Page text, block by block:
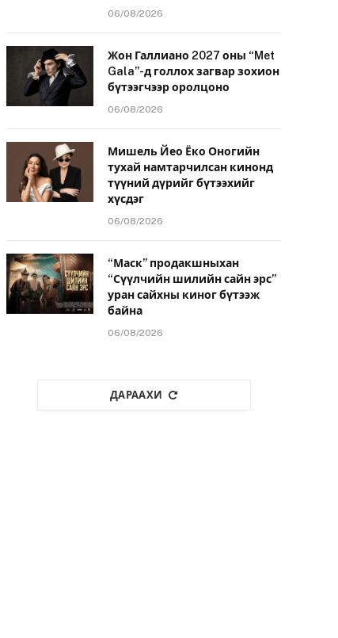
06/08/2026
Жон Галлиано 2027 оны “Met
Gala”-д голлох загвар зохион
бүтээгчээр оролцоно
06/08/2026
Мишель Йео Ёко Оногийн
тухай намтарчилсан кинонд
түүний дүрийг бүтээхийг
хүсдэг
06/08/2026
“Маск” продакшныхан
“Сүүлчийн шилийн сайн эрс”
уран сайхны киног бүтээж
байна
06/08/2026
ДАРААХИ